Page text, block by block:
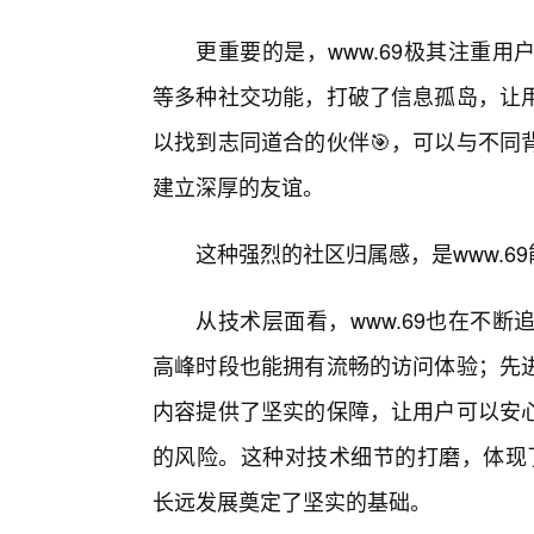
更重要的是，www.69极其注重用
等多种社交功能，打破了信息孤岛，
以找到志同道合的伙伴🎯，可以与不
建立深厚的友谊。
这种强烈的社区归属感，是
从技术层面看，www.69也在不断
高峰时段也能拥有流畅的访问体验；
内容提供了坚实的保障，让用户可以
的风险。这种对技术细节的打磨，体
长远发展奠定了坚实的基础。